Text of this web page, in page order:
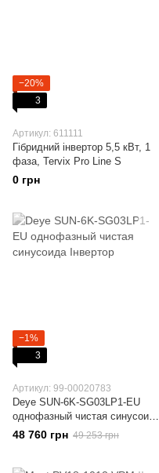
−20%
3
Артикул: 611111
Гібридний інвертор 5,5 кВт, 1
фаза, Tervix Pro Line S
0 грн
−1%
3
Артикул: 99-00020783
Deye SUN-6K-SG03LP1-EU
однофазный чистая синусоида
Інвертор
48 760 грн 49 253 грн